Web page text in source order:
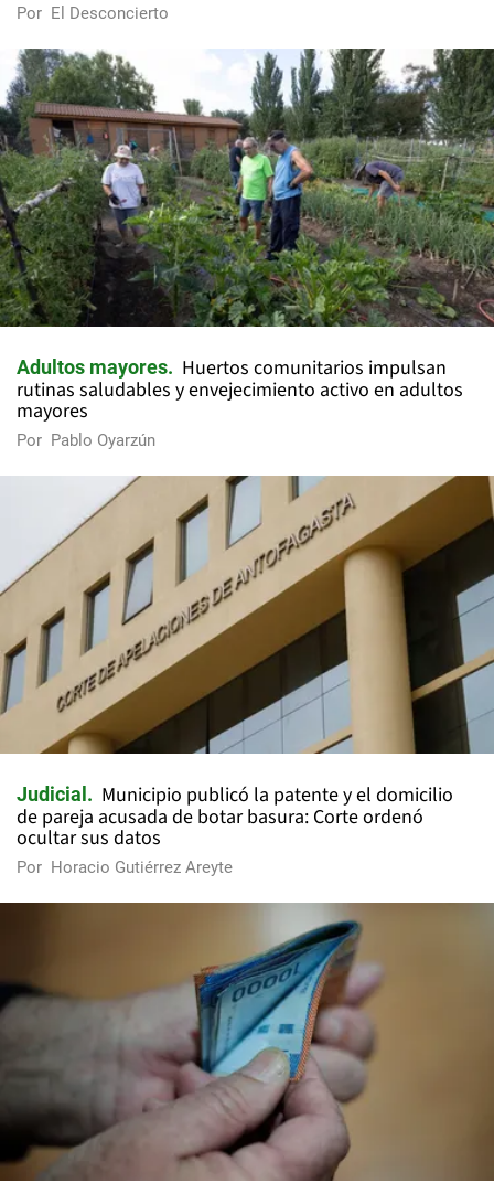
Por El Desconcierto
Adultos mayores
Huertos comunitarios impulsan
rutinas saludables y envejecimiento activo en adultos
mayores
Por Pablo Oyarzún
Judicial
Municipio publicó la patente y el domicilio
de pareja acusada de botar basura: Corte ordenó
ocultar sus datos
Por Horacio Gutiérrez Areyte